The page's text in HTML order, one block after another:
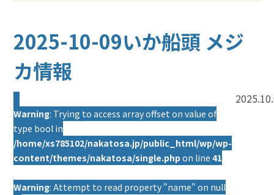
2025-10-09いか船頭 メジ
カ情報
Warning: Trying to access array offset on value of
type bool in
/home/xs785102/nakatosa.jp/public_html/wp/wp-
content/themes/nakatosa/single.php on line41
Warning: Attempt to read property "name" on null